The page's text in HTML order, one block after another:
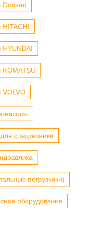
Doosan
HITACHI
HYUNDAI
KOMATSU
VOLVO
спецтехники
погрузчики)
оборудование